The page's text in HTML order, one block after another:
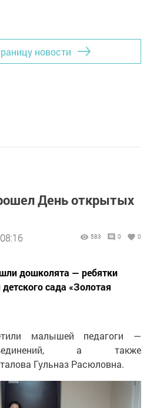
новости
День открытых
583 0 0
дошколята — ребятки
сада «Золотая
малышей педагоги —
а также
Гульназ Расюловна.